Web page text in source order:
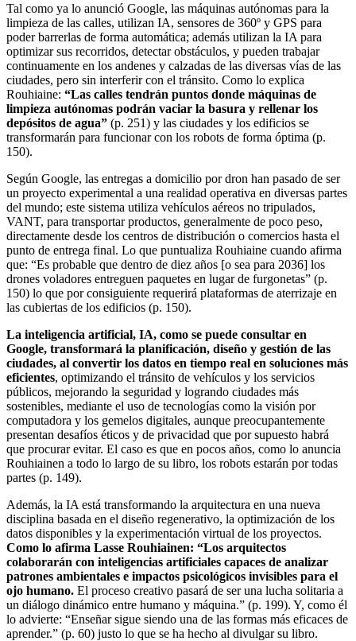
Tal como ya lo anunció Google, las máquinas autónomas para la
limpieza de las calles, utilizan IA, sensores de 360º y GPS para
poder barrerlas de forma automática; además utilizan la IA para
optimizar sus recorridos, detectar obstáculos, y pueden trabajar
continuamente en los andenes y calzadas de las diversas vías de las
ciudades, pero sin interferir con el tránsito. Como lo explica
Rouhiaine: “Las calles tendrán puntos donde máquinas de
limpieza autónomas podrán vaciar la basura y rellenar los
depósitos de agua” (p. 251) y las ciudades y los edificios se
transformarán para funcionar con los robots de forma óptima (p.
150).
Según Google, las entregas a domicilio por dron han pasado de ser
un proyecto experimental a una realidad operativa en diversas partes
del mundo; este sistema utiliza vehículos aéreos no tripulados,
VANT, para transportar productos, generalmente de poco peso,
directamente desde los centros de distribución o comercios hasta el
punto de entrega final. Lo que puntualiza Rouhiaine cuando afirma
que: “Es probable que dentro de diez años [o sea para 2036] los
drones voladores entreguen paquetes en lugar de furgonetas” (p.
150) lo que por consiguiente requerirá plataformas de aterrizaje en
las cubiertas de los edificios (p. 150).
La inteligencia artificial, IA, como se puede consultar en
Google, transformará la planificación, diseño y gestión de las
ciudades, al convertir los datos en tiempo real en soluciones más
eficientes, optimizando el tránsito de vehículos y los servicios
públicos, mejorando la seguridad y logrando ciudades más
sostenibles, mediante el uso de tecnologías como la visión por
computadora y los gemelos digitales, aunque preocupantemente
presentan desafíos éticos y de privacidad que por supuesto habrá
que procurar evitar. El caso es que en pocos años, como lo anuncia
Rouhiainen a todo lo largo de su libro, los robots estarán por todas
partes (p. 149).
Además, la IA está transformando la arquitectura en una nueva
disciplina basada en el diseño regenerativo, la optimización de los
datos disponibles y la experimentación virtual de los proyectos.
Como lo afirma Lasse Rouhiainen: “Los arquitectos
colaborarán con inteligencias artificiales capaces de analizar
patrones ambientales e impactos psicológicos invisibles para el
ojo humano. El proceso creativo pasará de ser una lucha solitaria a
un diálogo dinámico entre humano y máquina.” (p. 199). Y, como él
lo advierte: “Enseñar sigue siendo una de las formas más eficaces de
aprender.” (p. 60) justo lo que se ha hecho al divulgar su libro.